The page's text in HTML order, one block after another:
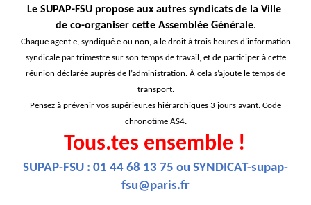
Le SUPAP-FSU propose aux autres syndicats de la Ville
de co-organiser cette Assemblée Générale.
Chaque agent.e, syndiqué.e ou non, a le droit à trois heures d’information
syndicale par trimestre sur son temps de travail, et de participer à cette
réunion déclarée auprès de l’administration. À cela s’ajoute le temps de
transport.
Pensez à prévenir vos supérieur.es hiérarchiques 3 jours avant. Code
chronotime AS4.
Tous.tes ensemble !
SUPAP-FSU : 01 44 68 13 75 ou SYNDICAT-supap-
fsu@paris.fr